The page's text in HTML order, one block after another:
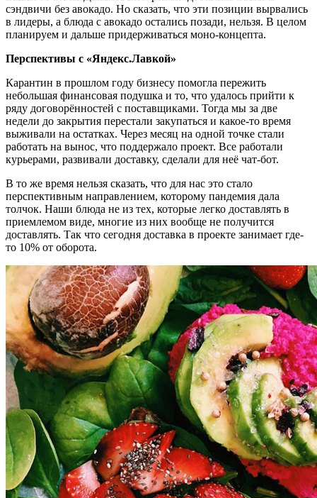
сэндвичи без авокадо. Но сказать, что эти позиции вырвались
в лидеры, а блюда с авокадо остались позади, нельзя. В целом
планируем и дальше придерживаться моно-концепта.
Перспективы с «Яндекс.Лавкой»
Карантин в прошлом году бизнесу помогла пережить
небольшая финансовая подушка и то, что удалось прийти к
ряду договорённостей с поставщиками. Тогда мы за две
недели до закрытия перестали закупаться и какое-то время
выживали на остатках. Через месяц на одной точке стали
работать на вынос, что поддержало проект. Все работали
курьерами, развивали доставку, сделали для неё чат-бот.
В то же время нельзя сказать, что для нас это стало
перспективным направлением, которому пандемия дала
толчок. Наши блюда не из тех, которые легко доставлять в
приемлемом виде, многие из них вообще не получится
доставлять. Так что сегодня доставка в проекте занимает где-
то 10% от оборота.